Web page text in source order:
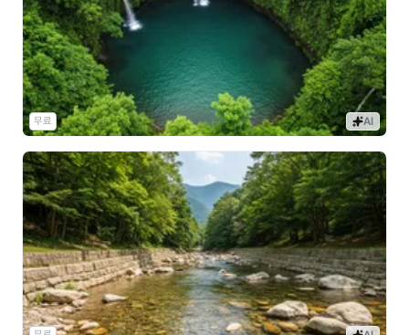
무료 AI